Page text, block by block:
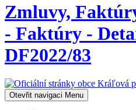
Zmluvy,
- Faktúry -
DF2022/83
Otevřit navigaci Menu